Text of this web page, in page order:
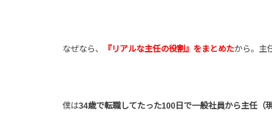
なぜなら、 『リアルな主任の役割』をまとめたから。主
僕は34歳で転職してたった100日で一般社員から主任（